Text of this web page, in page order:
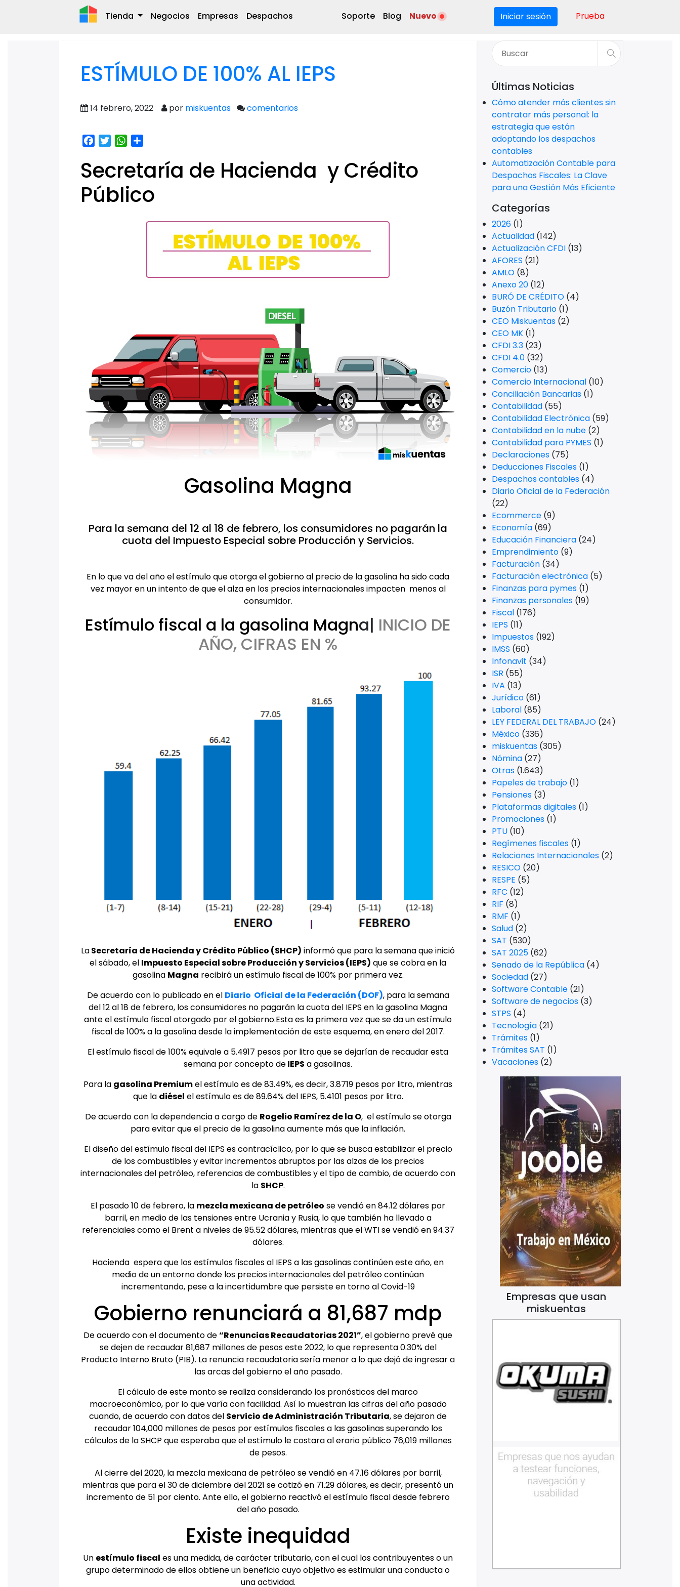
Tienda Negocios Empresas Despachos Soporte Blog Nuevo Iniciar sesión Prueba
ESTÍMULO DE 100% AL IEPS
14 febrero, 2022 por miskuentas comentarios
Facebook
TwitterWhatsApp
Secretaría de Hacienda y Crédito
Público
Gasolina Magna
Para la semana del 12 al 18 de febrero, los consumidores no pagarán la
cuota del Impuesto Especial sobre Producción y Servicios.
En lo que va del año el estímulo que otorga el gobierno al precio de la gasolina ha sido cada
vez mayor en un intento de que el alza en los precios internacionales impacten menos al
consumidor.
Estímulo fiscal a la gasolina Magna| INICIO DE
AÑO, CIFRAS EN %
LaSecretaría de Hacienda y Crédito Público (SHCP) informó que para la semana que inició
el sábado, el Impuesto Especial sobre Producción y Servicios (IEPS) que se cobra en la
gasolina Magna recibirá un estímulo fiscal de 100% por primera vez.
De acuerdo con lo publicado en el Diario Oficial de la Federación (DOF), para la semana
del 12 al 18 de febrero, los consumidores no pagarán la cuota del IEPS en la gasolina Magna
ante el estímulo fiscal otorgado por el gobierno.Esta es la primera vez que se da un estímulo
fiscal de 100% a la gasolina desde la implementación de este esquema, en enero del 2017.
El estímulo fiscal de 100% equivale a 5.4917 pesos por litro que se dejarían de recaudar esta
semana por concepto deIEPS a gasolinas.
Para la gasolina Premiumel estímulo es de 83.49%, es decir, 3.8719 pesos por litro, mientras
que la diésel el estímulo es de 89.64% del IEPS, 5.4101 pesos por litro.
De acuerdo con la dependencia a cargo de Rogelio Ramírez de la O, el estímulo se otorga
para evitar que el precio de la gasolina aumente más que la inflación.
El diseño del estímulo fiscal del IEPS es contracíclico, por lo que se busca estabilizar el precio
de los combustibles y evitar incrementos abruptos por las alzas de los precios
internacionales del petróleo, referencias de combustibles y el tipo de cambio, de acuerdo con
la SHCP.
El pasado 10 de febrero, la mezcla mexicana de petróleo se vendió en 84.12 dólares por
barril, en medio de las tensiones entre Ucrania y Rusia, lo que también ha llevado a
referenciales como el Brent a niveles de 95.52 dólares, mientras que el WTI se vendió en 94.37
dólares.
Hacienda espera que los estímulos fiscales al IEPS a las gasolinas continúen este año, en
medio de un entorno donde los precios internacionales del petróleo continúan
incrementando, pese a la incertidumbre que persiste en torno al Covid-19
Gobierno renunciará a 81,687 mdp
De acuerdo con el documento de“Renuncias Recaudatorias 2021”, el gobierno prevé que
se dejen de recaudar 81,687 millones de pesos este 2022, lo que representa 0.30% del
Producto Interno Bruto (PIB). La renuncia recaudatoria sería menor a lo que dejó de ingresar a
las arcas del gobierno el año pasado.
El cálculo de este monto se realiza considerando los pronósticos del marco
macroeconómico, por lo que varía con facilidad. Así lo muestran las cifras del año pasado
cuando, de acuerdo con datos del Servicio de Administración Tributaria, se dejaron de
recaudar 104,000 millones de pesos por estímulos fiscales a las gasolinas superando los
cálculos de la SHCP que esperaba que el estímulo le costara al erario público 76,019 millones
de pesos.
Al cierre del 2020, la mezcla mexicana de petróleo se vendió en 47.16 dólares por barril,
mientras que para el 30 de diciembre del 2021 se cotizó en 71.29 dólares, es decir, presentó un
incremento de 51 por ciento. Ante ello, el gobierno reactivó el estímulo fiscal desde febrero
del año pasado.
Existe inequidad
Un estímulo fiscal es una medida, de carácter tributario, con el cual los contribuyentes o un
grupo determinado de ellos obtiene un beneficio cuyo objetivo es estimular una conducta o
una actividad.
Últimas Noticias
Cómo atender más clientes sin
contratar más personal: la
estrategia que están
adoptando los despachos
contables
Automatización Contable para
Despachos Fiscales: La Clave
para una Gestión Más Eficiente
Categorías
2026 (1)
Actualidad (142)
Actualización CFDI (13)
AFORES (21)
AMLO (8)
Anexo 20 (12)
BURÓ DE CRÉDITO (4)
Buzón Tributario (1)
CEO Miskuentas (2)
CEO MK (1)
CFDI 3.3 (23)
CFDI 4.0 (32)
Comercio (13)
Comercio Internacional (10)
Conciliación Bancarias (1)
Contabilidad (55)
Contabilidad Electrónica (59)
Contabilidad en la nube (2)
Contabilidad para PYMES (1)
Declaraciones (75)
Deducciones Fiscales (1)
Despachos contables (4)
Diario Oficial de la Federación
(22)
Ecommerce (9)
Economía (69)
Educación Financiera (24)
Emprendimiento (9)
Facturación (34)
Facturación electrónica (5)
Finanzas para pymes (1)
Finanzas personales (19)
Fiscal (176)
IEPS (11)
Impuestos (192)
IMSS (60)
Infonavit (34)
ISR (55)
IVA (13)
Jurídico (61)
Laboral (85)
LEY FEDERAL DEL TRABAJO (24)
México (336)
miskuentas (305)
Nómina (27)
Otras (1.643)
Papeles de trabajo (1)
Pensiones (3)
Plataformas digitales (1)
Promociones (1)
PTU (10)
Regímenes fiscales (1)
Relaciones Internacionales (2)
RESICO (20)
RESPE (5)
RFC (12)
RIF (8)
RMF (1)
Salud (2)
SAT (530)
SAT 2025 (62)
Senado de la República (4)
Sociedad (27)
Software Contable (21)
Software de negocios (3)
STPS (4)
Tecnología (21)
Trámites (1)
Trámites SAT (1)
Vacaciones (2)
Empresas que usan
miskuentas